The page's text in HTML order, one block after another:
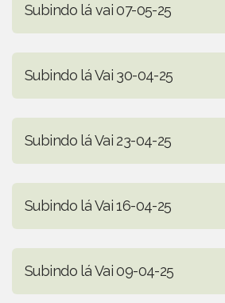
Subindo lá vai 07-05-25
Subindo lá Vai 30-04-25
Subindo lá Vai 23-04-25
Subindo lá Vai 16-04-25
Subindo lá Vai 09-04-25